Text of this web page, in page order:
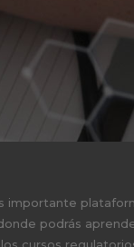
importante
podrás